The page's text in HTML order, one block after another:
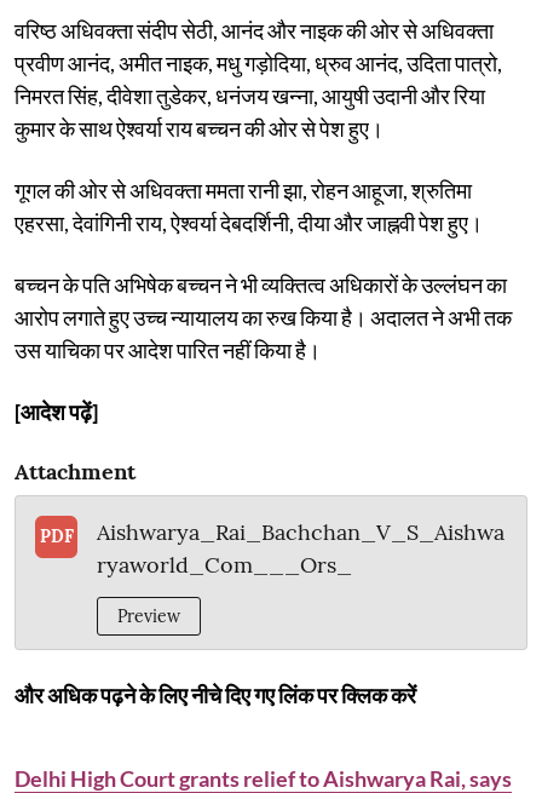
वरिष्ठ अधिवक्ता संदीप सेठी, आनंद और नाइक की ओर से अधिवक्ता
प्रवीण आनंद, अमीत नाइक, मधु गड़ोदिया, ध्रुव आनंद, उदिता पात्रो,
निमरत सिंह, दीवेशा तुडेकर, धनंजय खन्ना, आयुषी उदानी और रिया
कुमार के साथ ऐश्वर्या राय बच्चन की ओर से पेश हुए।
गूगल की ओर से अधिवक्ता ममता रानी झा, रोहन आहूजा, श्रुतिमा
एहरसा, देवांगिनी राय, ऐश्वर्या देबदर्शिनी, दीया और जाह्नवी पेश हुए।
बच्चन के पति अभिषेक बच्चन ने भी व्यक्तित्व अधिकारों के उल्लंघन का
आरोप लगाते हुए उच्च न्यायालय का रुख किया है। अदालत ने अभी तक
उस याचिका पर आदेश पारित नहीं किया है।
[आदेश पढ़ें]
Attachment
PDF
Aishwarya_Rai_Bachchan_V_S_Aishwa
ryaworld_Com___Ors_
Preview
और अधिक पढ़ने के लिए नीचे दिए गए लिंक पर क्लिक करें
Delhi High Court grants relief to Aishwarya Rai, says